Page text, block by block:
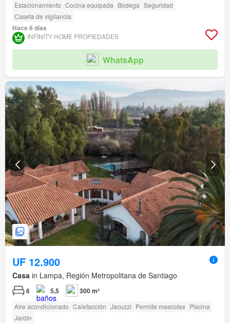
Estacionamiento Cocina equipada Bodega Seguridad
Caseta de vigilancia
Hace 6 días
INFINITY HOME PROPIEDADES
WhatsApp
UF 12.900
Casa in Lampa, Región Metropolitana de Santiago
6 5,5 300 m²
Aire acondicionado Calefacción Jacuzzi Permite mascotas Piscina
Jardín